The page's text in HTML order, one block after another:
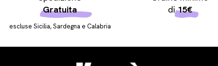
Gratuita
escluse Sicilia, Sardegna e Calabria
di15€